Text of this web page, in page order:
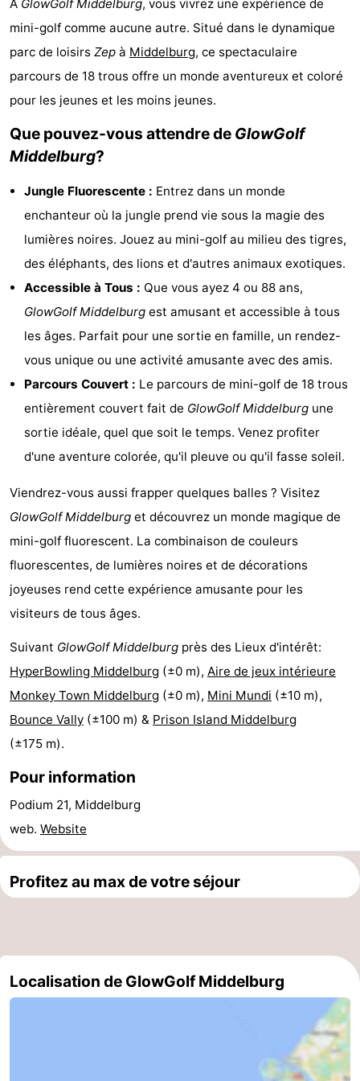
Duinzicht
-
Galgewei
Noordzee
Resort
Vlissingen
-
Strandpark
Zeeland
-
Vebenabos
Westduin
Hôtels
Last
minutes
Plages
Voir
et
faire
Lieux
d'intérêt
Musées
Monuments
-
Points
de
vue
Attractions
-
Terrains
jeux
-
de
intérieures
Bowling
Centres
bien-
être
Villages
&
villes
Nature
Visites
-
Piscines
-
du
vélo
Randonnée
-
Équitation
-
À GlowGolf Middelburg, vous vivrez une expérience de
mini-golf comme aucune autre. Situé dans le dynamique
parc de loisirs Zep à Middelburg, ce spectaculaire
parcours de 18 trous offre un monde aventureux et coloré
pour les jeunes et les moins jeunes.
Que pouvez-vous attendre de GlowGolf
Middelburg?
Jungle Fluorescente : Entrez dans un monde
enchanteur où la jungle prend vie sous la magie des
lumières noires. Jouez au mini-golf au milieu des tigres,
des éléphants, des lions et d'autres animaux exotiques.
Accessible à Tous : Que vous ayez 4 ou 88 ans,
GlowGolf Middelburg est amusant et accessible à tous
les âges. Parfait pour une sortie en famille, un rendez-
vous unique ou une activité amusante avec des amis.
Parcours Couvert : Le parcours de mini-golf de 18 trous
entièrement couvert fait de GlowGolf Middelburg une
sortie idéale, quel que soit le temps. Venez profiter
d'une aventure colorée, qu'il pleuve ou qu'il fasse soleil.
Viendrez-vous aussi frapper quelques balles ? Visitez
GlowGolf Middelburg et découvrez un monde magique de
mini-golf fluorescent. La combinaison de couleurs
fluorescentes, de lumières noires et de décorations
joyeuses rend cette expérience amusante pour les
visiteurs de tous âges.
Suivant GlowGolf Middelburg près des Lieux d'intérêt:
HyperBowling Middelburg (±0 m), Aire de jeux intérieure
Monkey Town Middelburg (±0 m), Mini Mundi (±10 m),
Bounce Vally (±100 m) & Prison Island Middelburg
(±175 m).
Pour information
Podium 21, Middelburg
web. Website
Profitez au max de votre séjour
Localisation de GlowGolf Middelburg